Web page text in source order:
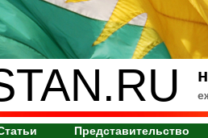
Представительство